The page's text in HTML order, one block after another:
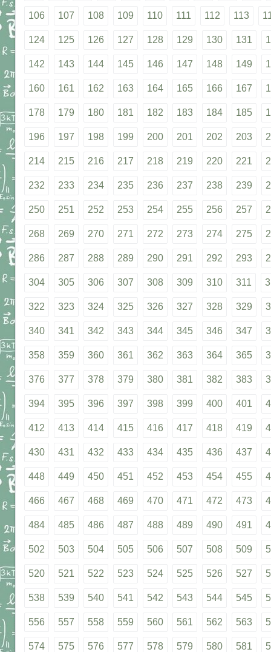
106 107 108 109 110 111 112 113
124 125 126 127 128 129 130 131
142 143 144 145 146 147 148 149
160 161 162 163 164 165 166 167
178 179 180 181 182 183 184 185
196 197 198 199 200 201 202 203
214 215 216 217 218 219 220 221
232 233 234 235 236 237 238 239
250 251 252 253 254 255 256 257
268 269 270 271 272 273 274 275
286 287 288 289 290 291 292 293
304 305 306 307 308 309 310 311
322 323 324 325 326 327 328 329
340 341 342 343 344 345 346 347
358 359 360 361 362 363 364 365
376 377 378 379 380 381 382 383
394 395 396 397 398 399 400 401
412 413 414 415 416 417 418 419
430 431 432 433 434 435 436 437
448 449 450 451 452 453 454 455
466 467 468 469 470 471 472 473
484 485 486 487 488 489 490 491
502 503 504 505 506 507 508 509
520 521 522 523 524 525 526 527
538 539 540 541 542 543 544 545
556 557 558 559 560 561 562 563
574 575 576 577 578 579 580 581